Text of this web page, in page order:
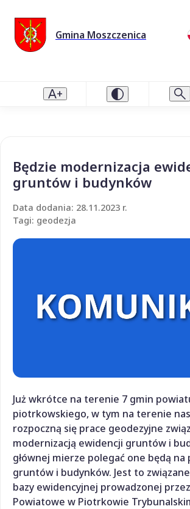
Gmina Moszczenica
Będzie modernizacja
gruntów i budynków
Data dodania: 28.11.2023 r.
Tagi: geodezja
Już wkrótce na terenie 7 gmin
piotrkowskiego, w tym na terenie
rozpoczną się prace geodezyjne
modernizacją ewidencji gruntów i
głównej mierze polegać one będą na
gruntów i budynków. Jest to
bazy ewidencyjnej prowadzonej
Powiatowe w Piotrkowie